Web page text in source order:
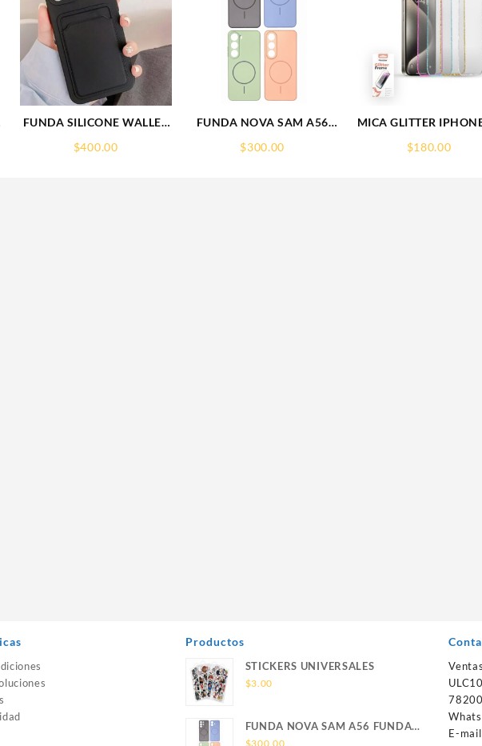
FUNDA SILICONE WALLET
$400.00
FUNDA NOVA SAM A56
SOPORTE MAGNETICO
$300.00
MICA GLITTER
GLITTER FRAME
$180.00
Productos
STICKERS UNIVERSALES
$3.00
FUNDA NOVA SAM A56 FUNDA
SILICONA SIN SOPORTE
$300.00
E-